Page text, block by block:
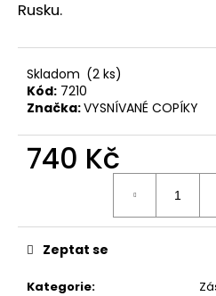
Rusku.
Skladom (2 ks)
Kód: 7210
Značka:VYSNÍVANÉ COPÍKY
740 Kč
Kategorie:
Zeptat se
m